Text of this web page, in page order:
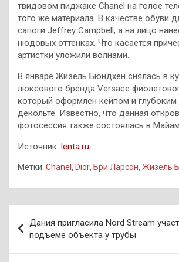
твидовом пиджаке Chanel на голое
того же материала. В качестве обуви
сапоги Jeffrey Campbell, а на лицо
нюдовых оттенках. Что касается
артистки уложили волнами.
В январе Жизель Бюндхен снялась в
люксового бренда Versace
который оформлен кейпом и
декольте. Известно, что данная
фотосессия также состоялась в
Источник: lenta.ru
Метки: Chanel , Dior, Бри Ларсон, Жизель
по
записям
Дания пригласила Nord Stream
подъеме объекта у трубы